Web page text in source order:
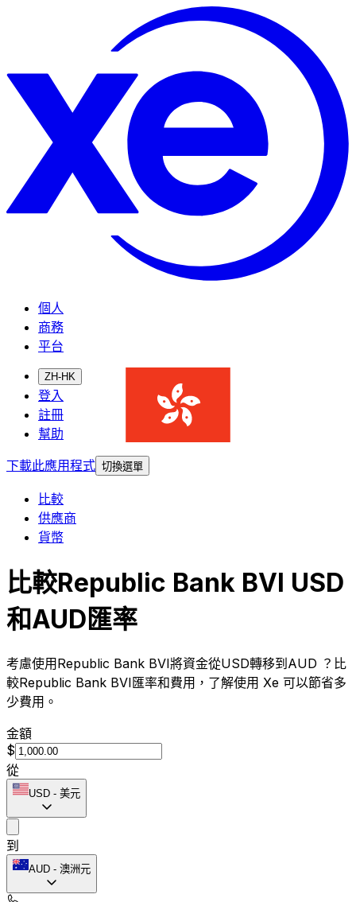
個人
商務
平台
ZH-HK
登入
註冊
幫助
下載此應用程式 切換選單
比較
供應商
貨幣
比較Republic Bank BVI USD
和AUD匯率
考慮使用Republic Bank BVI將資金從USD轉移到AUD ？比
較Republic Bank BVI匯率和費用，了解使用 Xe 可以節省多
少費用。
金額
$
從
USD - 美元
到
AUD - 澳洲元